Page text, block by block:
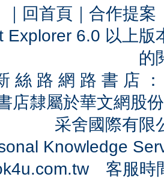
｜ 回首頁 ｜ 合作提案
Explorer 6.0 以上
的
絲 路 網 路 書 店
店隸屬於華文網股
采舍國際有
Knowledge
客服時